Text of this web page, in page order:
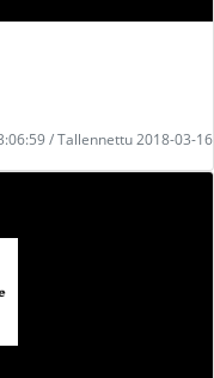
/ Tallennettu 2018-03-16